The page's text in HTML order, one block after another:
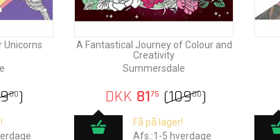
Unicorns
00)
A Fantastical Journey of Colour and
Creativity
Summersdale
DKK 8175 (10900)
Få på lager!
Afs.:1-5 hverdage